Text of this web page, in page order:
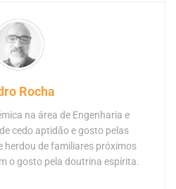
Rocha
na área de Engenharia e
cedo aptidão e gosto pelas
herdou de familiares próximos
o gosto pela doutrina espírita.